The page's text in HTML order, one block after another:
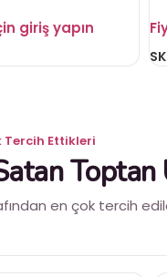
giriş yapın
Tercih Ettikleri
en çok tercih